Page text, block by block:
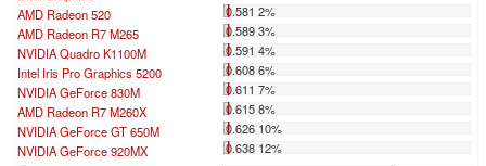
AMD Radeon 520
0.581 2%
AMD Radeon R7 M265
0.589 3%
NVIDIA Quadro K1100M
0.591 4%
Intel Iris Pro Graphics 5200
0.608 6%
NVIDIA GeForce 830M
0.611 7%
AMD Radeon R7 M260X
0.615 8%
NVIDIA GeForce GT 650M
0.626 10%
NVIDIA GeForce 920MX
0.638 12%